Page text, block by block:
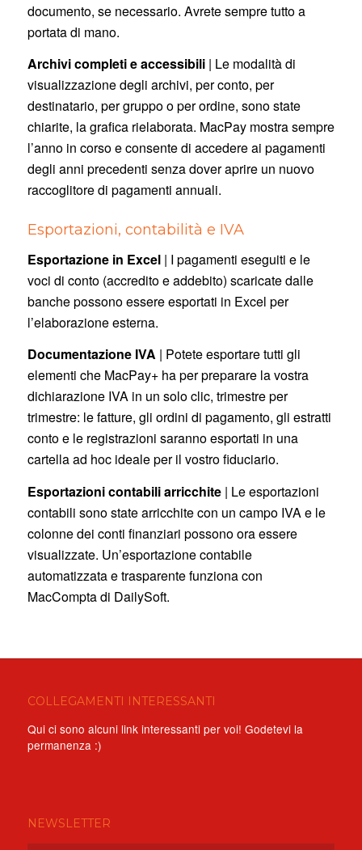
documento, se necessario. Avrete sempre tutto a
portata di mano.
Archivi completi e accessibili| Le modalità di
visualizzazione degli archivi, per conto, per
destinatario, per gruppo o per ordine, sono state
chiarite, la grafica rielaborata. MacPay mostra sempre
l’anno in corso e consente di accedere ai pagamenti
degli anni precedenti senza dover aprire un nuovo
raccoglitore di pagamenti annuali.
Esportazioni, contabilità e IVA
Esportazione in Excel| I pagamenti eseguiti e le
voci di conto (accredito e addebito) scaricate dalle
banche possono essere esportati in Excel per
l’elaborazione esterna.
Documentazione IVA | Potete esportare tutti gli
elementi che MacPay+ ha per preparare la vostra
dichiarazione IVA in un solo clic, trimestre per
trimestre: le fatture, gli ordini di pagamento, gli estratti
conto e le registrazioni saranno esportati in una
cartella ad hoc ideale per il vostro fiduciario.
Esportazioni contabili arricchite| Le esportazioni
contabili sono state arricchite con un campo IVA e le
colonne dei conti finanziari possono ora essere
visualizzate. Un’esportazione contabile
automatizzata e trasparente funziona con
MacCompta di DailySoft.
COLLEGAMENTI INTERESSANTI
Qui ci sono alcuni link interessanti per voi! Godetevi la
permanenza :)
NEWSLETTER